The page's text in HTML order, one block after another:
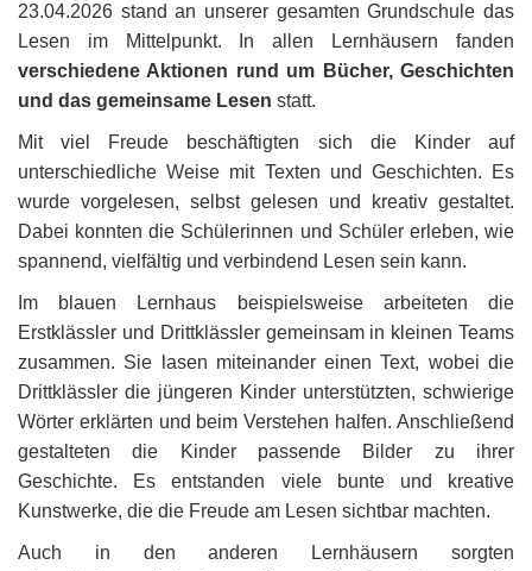
23.04.2026 stand an unserer gesamten Grundschule das
Lesen im Mittelpunkt. In allen Lernhäusern fanden
verschiedene Aktionen rund um Bücher, Geschichten
und das gemeinsame Lesen statt.
Mit viel Freude beschäftigten sich die Kinder auf
unterschiedliche Weise mit Texten und Geschichten. Es
wurde vorgelesen, selbst gelesen und kreativ gestaltet.
Dabei konnten die Schülerinnen und Schüler erleben, wie
spannend, vielfältig und verbindend Lesen sein kann.
Im blauen Lernhaus beispielsweise arbeiteten die
Erstklässler und Drittklässler gemeinsam in kleinen Teams
zusammen. Sie lasen miteinander einen Text, wobei die
Drittklässler die jüngeren Kinder unterstützten, schwierige
Wörter erklärten und beim Verstehen halfen. Anschließend
gestalteten die Kinder passende Bilder zu ihrer
Geschichte. Es entstanden viele bunte und kreative
Kunstwerke, die die Freude am Lesen sichtbar machten.
Auch in den anderen Lernhäusern sorgten